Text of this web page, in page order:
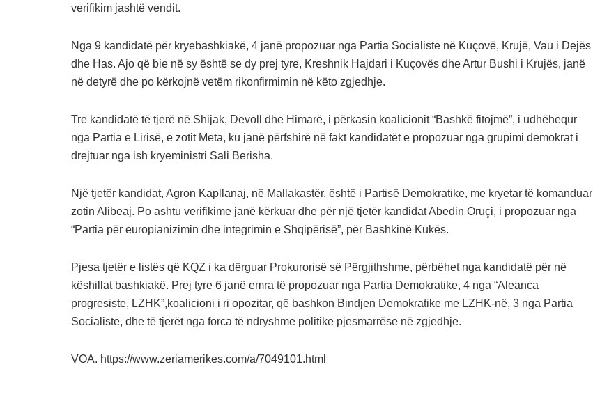
verifikim jashtë vendit.
Nga 9 kandidatë për kryebashkiakë, 4 janë propozuar nga Partia Socialiste në Kuçovë, Krujë, Vau i Dejës
dhe Has. Ajo që bie në sy është se dy prej tyre, Kreshnik Hajdari i Kuçovës dhe Artur Bushi i Krujës, janë
në detyrë dhe po kërkojnë vetëm rikonfirmimin në këto zgjedhje.
Tre kandidatë të tjerë në Shijak, Devoll dhe Himarë, i përkasin koalicionit “Bashkë fitojmë”, i udhëhequr
nga Partia e Lirisë, e zotit Meta, ku janë përfshirë në fakt kandidatët e propozuar nga grupimi demokrat i
drejtuar nga ish kryeministri Sali Berisha.
Një tjetër kandidat, Agron Kapllanaj, në Mallakastër, është i Partisë Demokratike, me kryetar të komanduar
zotin Alibeaj. Po ashtu verifikime janë kërkuar dhe për një tjetër kandidat Abedin Oruçi, i propozuar nga
“Partia për europianizimin dhe integrimin e Shqipërisë”, për Bashkinë Kukës.
Pjesa tjetër e listës që KQZ i ka dërguar Prokurorisë së Përgjithshme, përbëhet nga kandidatë për në
këshillat bashkiakë. Prej tyre 6 janë emra të propozuar nga Partia Demokratike, 4 nga “Aleanca
progresiste, LZHK”,koalicioni i ri opozitar, që bashkon Bindjen Demokratike me LZHK-në, 3 nga Partia
Socialiste, dhe të tjerët nga forca të ndryshme politike pjesmarrëse në zgjedhje.
VOA. https://www.zeriamerikes.com/a/7049101.html